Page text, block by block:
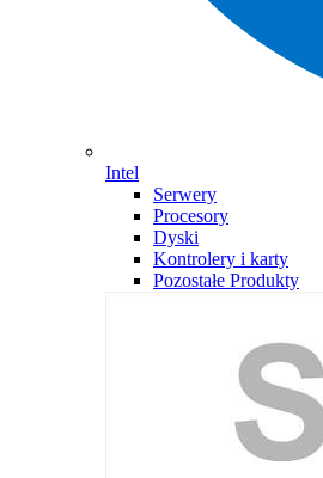
Intel
Serwery
Procesory
Dyski
Kontrolery i karty
Pozostałe Produkty